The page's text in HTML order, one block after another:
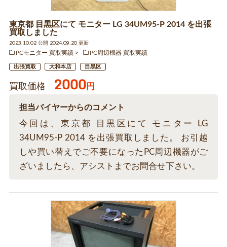
東京都 目黒区にて モニター LG 34UM95-P 2014 を出張
買取しました
2023.10.02 公開 2024.09.20 更新
PCモニター 買取実績
PC周辺機器 買取実績
出張買取 大和本店 目黒区
買取価格 2000円
担当バイヤーからのコメント
今回は、東京都 目黒区にて モニター LG
34UM95-P 2014 を出張買取しました。 お引越
しや買い替えでご不要になったPC周辺機器がご
ざいましたら、アシストまでお問合せ下さい。